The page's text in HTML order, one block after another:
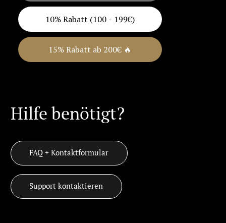
10% Rabatt (100 - 199€)
15% Rabatt ab 200€ 🔥
Hilfe benötigt?
FAQ + Kontaktformular
Support kontaktieren